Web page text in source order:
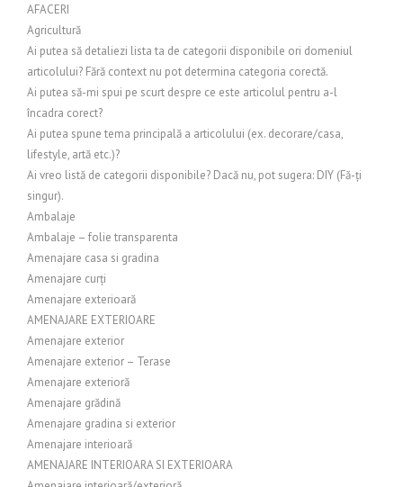
AFACERI
Agricultură
Ai putea să detaliezi lista ta de categorii disponibile ori domeniul
articolului? Fără context nu pot determina categoria corectă.
Ai putea să-mi spui pe scurt despre ce este articolul pentru a-l
încadra corect?
Ai putea spune tema principală a articolului (ex. decorare/casa,
lifestyle, artă etc.)?
Ai vreo listă de categorii disponibile? Dacă nu, pot sugera: DIY (Fă-ți
singur).
Ambalaje
Ambalaje – folie transparenta
Amenajare casa si gradina
Amenajare curți
Amenajare exterioară
AMENAJARE EXTERIOARE
Amenajare exterior
Amenajare exterior – Terase
Amenajare exterioră
Amenajare grădină
Amenajare gradina si exterior
Amenajare interioară
AMENAJARE INTERIOARA SI EXTERIOARA